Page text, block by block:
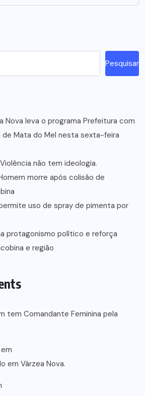
Pesquisar
Nova leva o programa Prefeitura com
de Mata do Mel nesta sexta-feira
não tem ideologia.
morre após colisão de
uso de spray de pimenta por
protagonismo político e reforça
e região
tem Comandante Feminina pela
em
em Várzea Nova.